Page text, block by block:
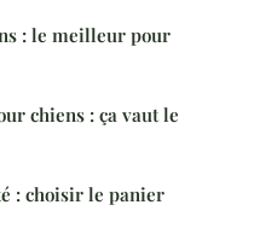
: le meilleur pour
chiens : ça vaut le
: choisir le panier